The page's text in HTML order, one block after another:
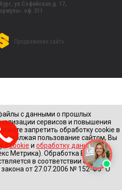
ул.Софийская д. 17,
оф. 311
Продвижение сайта
с данными о прошлых
сервисов и повышения
запретить обработку cookie в
пользование сайтом, Вы
сcookie и обработку данныхс
Метрика). Обработка Ваших
в соответствии с
от 27.07.2006 № 152-Ф3 "О